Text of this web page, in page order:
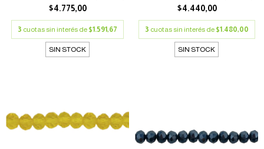
$4.775,00
3 cuotas sin interés de $1.591,67
SIN STOCK
$4.440,00
3 cuotas sin interés de $1.480,00
SIN STOCK